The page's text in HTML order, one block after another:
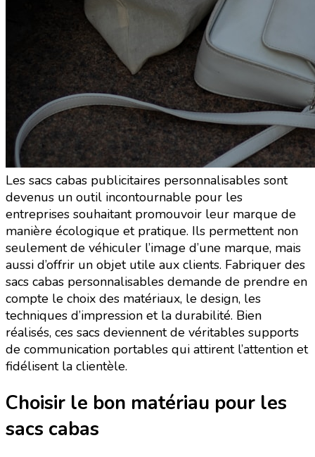
Les sacs cabas publicitaires personnalisables sont
devenus un outil incontournable pour les
entreprises souhaitant promouvoir leur marque de
manière écologique et pratique. Ils permettent non
seulement de véhiculer l’image d’une marque, mais
aussi d’offrir un objet utile aux clients. Fabriquer des
sacs cabas personnalisables demande de prendre en
compte le choix des matériaux, le design, les
techniques d’impression et la durabilité. Bien
réalisés, ces sacs deviennent de véritables supports
de communication portables qui attirent l’attention et
fidélisent la clientèle.
Choisir le bon matériau pour les
sacs cabas